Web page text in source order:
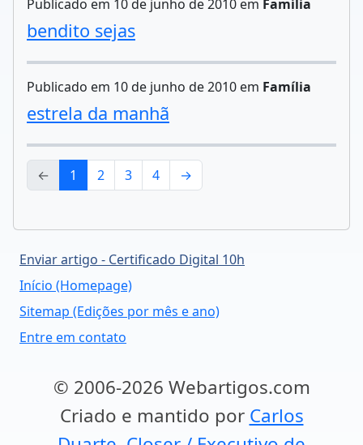
Publicado em 10 de junho de 2010 em Família
bendito sejas
Publicado em 10 de junho de 2010 em Família
estrela da manhã
← 1 2 3 4 →
Enviar artigo - Certificado Digital 10h
Início (Homepage)
Sitemap (Edições por mês e ano)
Entre em contato
© 2006-2026 Webartigos.com
Criado e mantido por Carlos